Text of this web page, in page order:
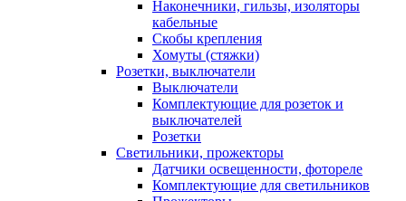
Наконечники, гильзы, изоляторы
кабельные
Скобы крепления
Хомуты (стяжки)
Розетки, выключатели
Выключатели
Комплектующие для розеток и
выключателей
Розетки
Светильники, прожекторы
Датчики освещенности, фотореле
Комплектующие для светильников